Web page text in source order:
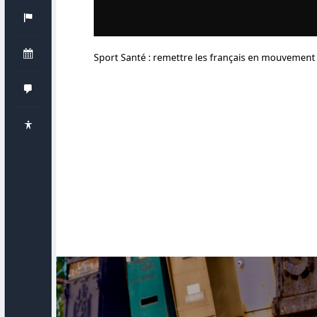
Sport Santé : remettre les français en mouvement